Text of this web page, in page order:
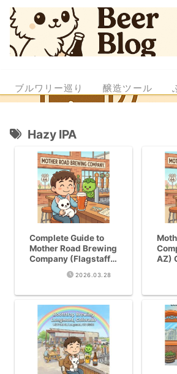
ブルワリー巡り 醸造ツール
Hazy IPA
Complete Guide to
Mother Road Brewing
Company (Flagstaff,
AZ) | Everything
About Arizona’s #1
2026.03.28
AZ)